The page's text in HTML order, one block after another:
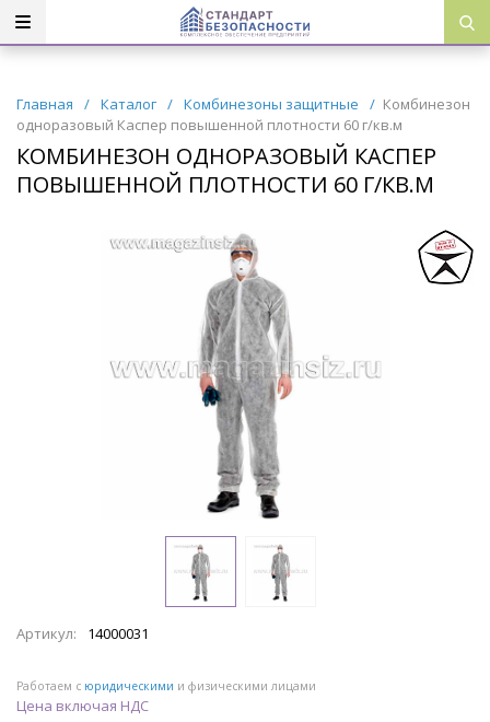
Главная / Каталог / Комбинезоны защитные / Комбинезон
одноразовый Каспер повышенной плотности 60 г/кв.м
КОМБИНЕЗОН ОДНОРАЗОВЫЙ КАСПЕР
ПОВЫШЕННОЙ ПЛОТНОСТИ 60 Г/КВ.М
Артикул: 14000031
Работаем с юридическими и физическими лицами
Цена включая НДС